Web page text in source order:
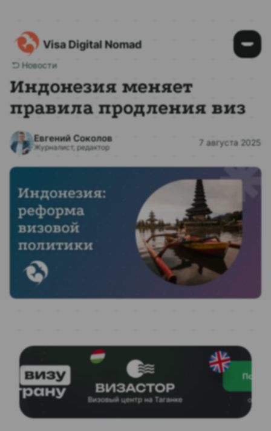
Visa Digital Nomad
Новости
Индонезия меняет
правила продления виз
Евгений Соколов
Журналист, редактор 7 августа 2025